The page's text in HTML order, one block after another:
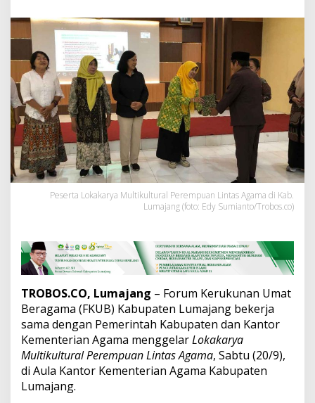
M
u
t
i
k
u
l
t
u
r
a
l
P
e
p
u
a
L
i
n
t
a
s
A
Peserta Lokakarya Multikultural Perempuan Lintas Agama di Kab.
Lumajang (foto: Edy Sumianto/Trobos.co)
TROBOS.CO, Lumajang – Forum Kerukunan Umat
Beragama (FKUB) Kabupaten Lumajang bekerja
sama dengan Pemerintah Kabupaten dan Kantor
Kementerian Agama menggelarLokakarya
Multikultural Perempuan Lintas Agama, Sabtu (20/9),
di Aula Kantor Kementerian Agama Kabupaten
Lumajang.